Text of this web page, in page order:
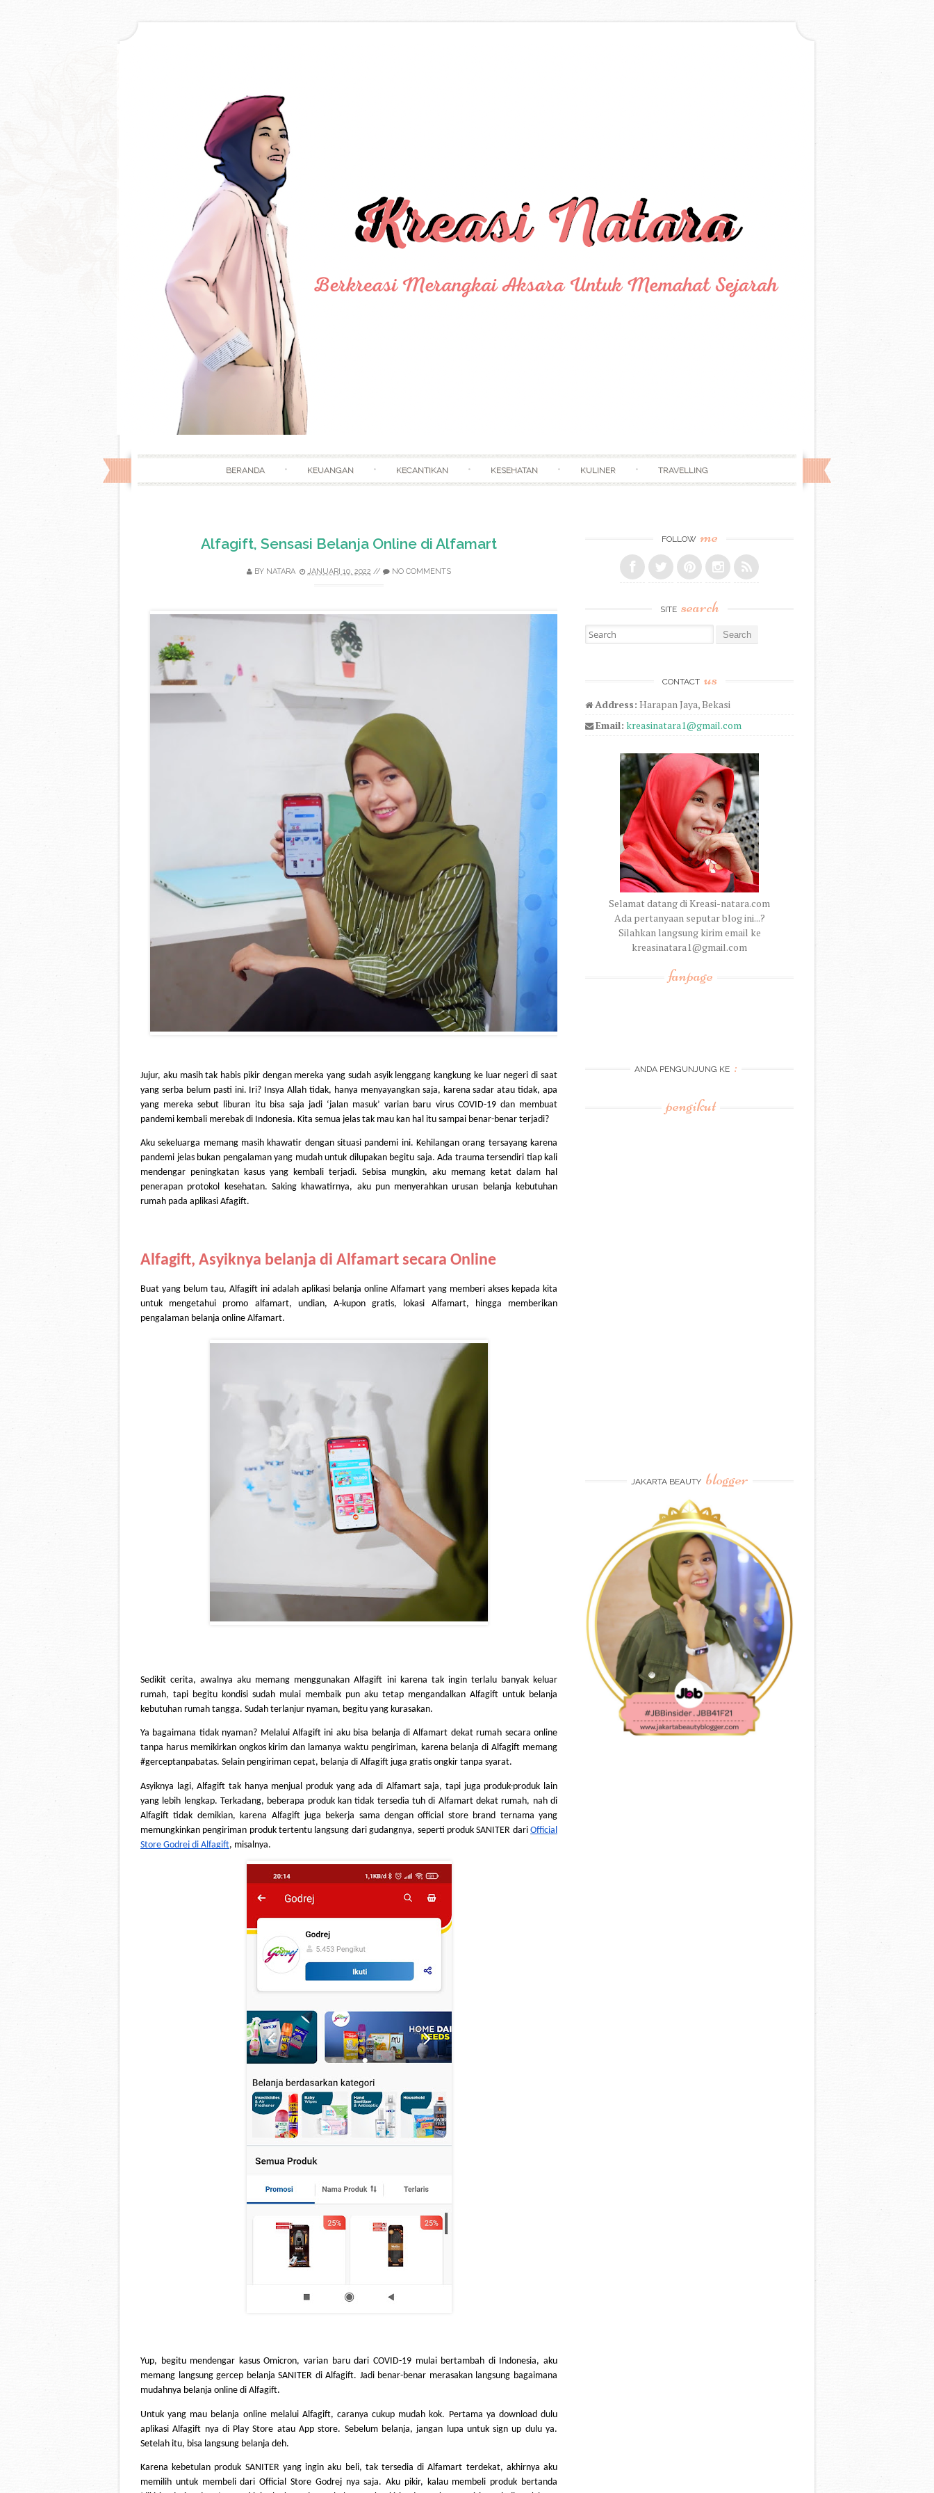
BERANDA KEUANGAN KECANTIKAN KESEHATAN KULINER TRAVELLING
Alfagift, Sensasi Belanja Online di Alfamart
BY NATARA JANUARI 10, 2022 // NO COMMENTS
Jujur, aku masih tak habis pikir dengan mereka yang sudah asyik lenggang kangkung ke luar negeri di saat
yang serba belum pasti ini. Iri? Insya Allah tidak, hanya menyayangkan saja, karena sadar atau tidak, apa
yang mereka sebut liburan itu bisa saja jadi ‘jalan masuk’ varian baru virus COVID-19 dan membuat
pandemi kembali merebak di Indonesia. Kita semua jelas tak mau kan hal itu sampai benar-benar terjadi?
Aku sekeluarga memang masih khawatir dengan situasi pandemi ini. Kehilangan orang tersayang karena
pandemi jelas bukan pengalaman yang mudah untuk dilupakan begitu saja. Ada trauma tersendiri tiap kali
mendengar peningkatan kasus yang kembali terjadi. Sebisa mungkin, aku memang ketat dalam hal
penerapan protokol kesehatan. Saking khawatirnya, aku pun menyerahkan urusan belanja kebutuhan
rumah pada aplikasi Afagift.
Alfagift, Asyiknya belanja di Alfamart secara Online
Buat yang belum tau, Alfagift ini adalah aplikasi belanja online Alfamart yang memberi akses kepada kita
untuk mengetahui promo alfamart, undian, A-kupon gratis, lokasi Alfamart, hingga memberikan
pengalaman belanja online Alfamart.
Sedikit cerita, awalnya aku memang menggunakan Alfagift ini karena tak ingin terlalu banyak keluar
rumah, tapi begitu kondisi sudah mulai membaik pun aku tetap mengandalkan Alfagift untuk belanja
kebutuhan rumah tangga. Sudah terlanjur nyaman, begitu yang kurasakan.
Ya bagaimana tidak nyaman? Melalui Alfagift ini aku bisa belanja di Alfamart dekat rumah secara online
tanpa harus memikirkan ongkos kirim dan lamanya waktu pengiriman, karena belanja di Alfagift memang
#gerceptanpabatas. Selain pengiriman cepat, belanja di Alfagift juga gratis ongkir tanpa syarat.
Asyiknya lagi, Alfagift tak hanya menjual produk yang ada di Alfamart saja, tapi juga produk-produk lain
yang lebih lengkap. Terkadang, beberapa produk kan tidak tersedia tuh di Alfamart dekat rumah, nah di
Alfagift tidak demikian, karena Alfagift juga bekerja sama dengan official store brand ternama yang
memungkinkan pengiriman produk tertentu langsung dari gudangnya, seperti produk SANITER dari Official
Store Godrej di Alfagift, misalnya.
Yup, begitu mendengar kasus Omicron, varian baru dari COVID-19 mulai bertambah di Indonesia, aku
memang langsung gercep belanja SANITER di Alfagift. Jadi benar-benar merasakan langsung bagaimana
mudahnya belanja online di Alfagift.
Untuk yang mau belanja online melalui Alfagift, caranya cukup mudah kok. Pertama ya download dulu
aplikasi Alfagift nya di Play Store atau App store. Sebelum belanja, jangan lupa untuk sign up dulu ya.
Setelah itu, bisa langsung belanja deh.
Karena kebetulan produk SANITER yang ingin aku beli, tak tersedia di Alfamart terdekat, akhirnya aku
memilih untuk membeli dari Official Store Godrej nya saja. Aku pikir, kalau membeli produk bertanda
FOLLOW me
SITE search
Search for:
CONTACT us
Address: Harapan Jaya, Bekasi
Email: kreasinatara1@gmail.com
Selamat datang di Kreasi-natara.com
Ada pertanyaan seputar blog ini...?
Silahkan langsung kirim email ke
kreasinatara1@gmail.com
fanpage
ANDA PENGUNJUNG KE :
pengikut
JAKARTA BEAUTY blogger